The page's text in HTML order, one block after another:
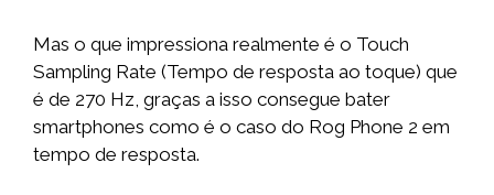
Mas o que impressiona realmente é o Touch
Sampling Rate (Tempo de resposta ao toque) que
é de 270 Hz, graças a isso consegue bater
smartphones como é o caso do Rog Phone 2 em
tempo de resposta.